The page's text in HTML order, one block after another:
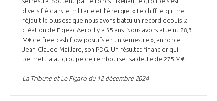
L’ÉQUIPE DU GIFAS
NOS RÉSEAUX À L'INTERNATIONAL
GEADS
COMITÉ AERO PME
STARTAIR
ACCOMPAGNEMENT DE NOS ADHÉRENTS
LES PROGRAMMES DU GIFAS
POURQUOI DEVENIR MEMBRE ?
LA MÉDIATION
LE SALON DU BOURGET
diversifié dans le militaire et l’énergie. « Le chiffre qui me
réjouit le plus est que nous avons battu un record depuis la
création de Figeac Aero il y a 35 ans. Nous avons atteint 28,3
M€ de free cash flow positifs en un semestre », annonce
Jean-Claude Maillard, son PDG. Un résultat financier qui
permettra au groupe de rembourser sa dette de 275 M€.
La Tribune et Le Figaro du 12 décembre 2024
Découvrez les avantages d'adhérer au GIFAS.